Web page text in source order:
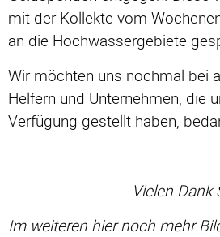
mit der Kollekte vom
an die Hochwassergebiete
Wir möchten uns nochmal bei
Helfern und Unternehmen, die
Verfügung gestellt haben,
Vielen Dank
Im weiteren hier noch mehr